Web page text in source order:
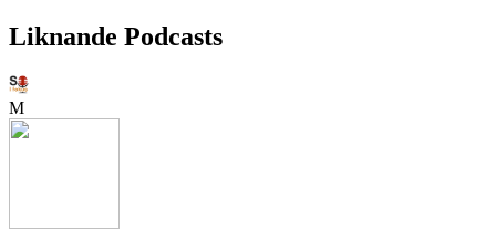
Liknande Podcasts
M